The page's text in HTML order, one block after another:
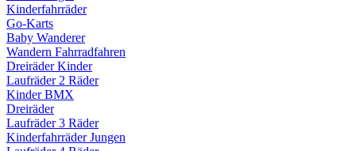
Kinderfahrräder
Go-Karts
Baby Wanderer
Wandern Fahrradfahren
Dreiräder Kinder
Laufräder 2 Räder
Kinder BMX
Dreiräder
Laufräder 3 Räder
Kinderfahrräder Jungen